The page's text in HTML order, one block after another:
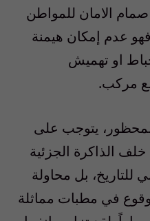
الامان للمواطن
عدم إمكان هيمنة
او تهميش
مركب.
يتوجب على
خلف الذاكرة الجزئية
للتاريخ، بل محاولة
في مطبات مماثلة